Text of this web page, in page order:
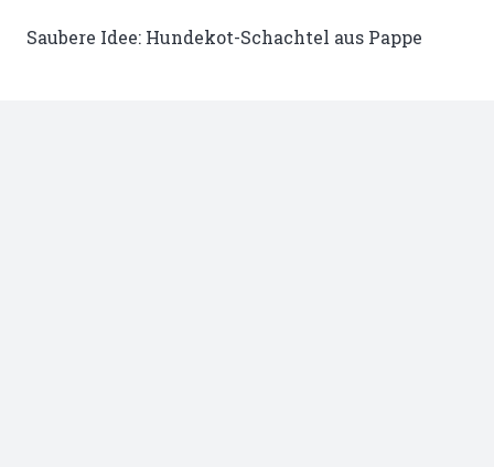
Saubere Idee: Hundekot-Schachtel aus Pappe